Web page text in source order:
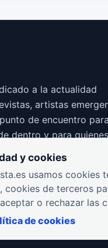
a la actualidad
artistas
de encuentro para
dentro y para quienes
propuestas.
y cookies
usamos
cookies de terceros
o rechazar las
de cookies